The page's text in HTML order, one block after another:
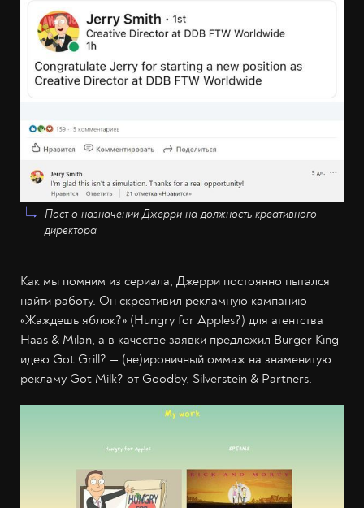
Пост о назначении Джерри на должность креативного
директора
Как мы помним из сериала, Джерри постоянно пытался
найти работу. Он скреативил рекламную кампанию
«Жаждешь яблок?» (Hungry for Apples?) для агентства
Haas & Milan, а в качестве заявки предложил Burger King
идею Got Grill? — (не)ироничный оммаж на знаменитую
рекламу Got Milk? от Goodby, Silverstein & Partners.